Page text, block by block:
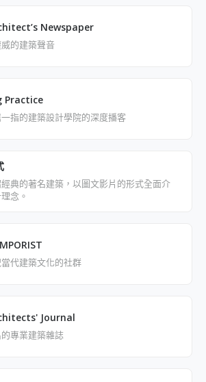
Newspaper
的建築聲音
Practice
指的建築設計學院的深度播客
典的著名建築，以圖文影片的形式全面介
念。
代建築文化的社群
Journal
專業建築雜誌